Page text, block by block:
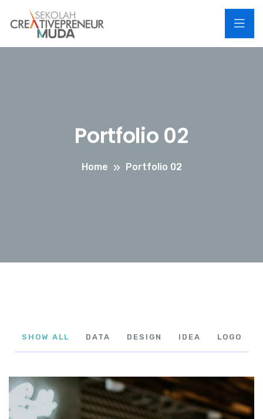
Portfolio 02
Home Portfolio 02
SHOW ALL DATA DESIGN IDEA LOGO